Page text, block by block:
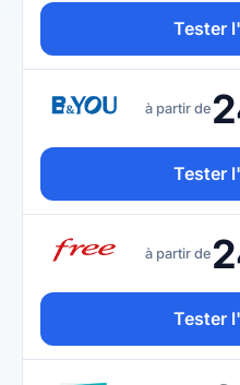
Tester
à partir de
Tester
à partir de
Tester